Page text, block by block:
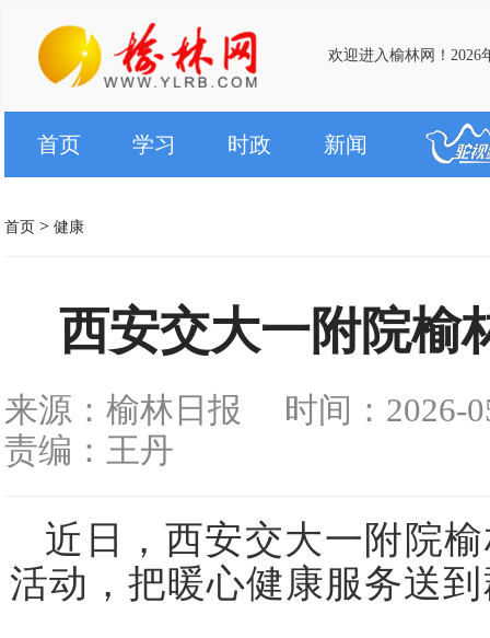
欢迎进入榆林网！2026
首页 学习 时政 新闻
首页 > 健康
西安交大一附院榆
来源：榆林日报
时间：2026-
责编：王丹
近日，西安交大一附院
活动，把暖心健康服务送